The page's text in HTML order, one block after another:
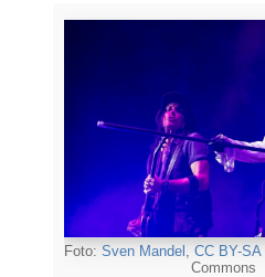
Foto:Sven Mandel ,CC BY-SA
Commons